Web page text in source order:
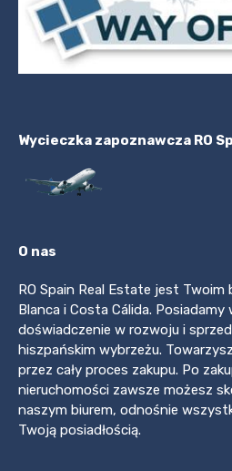
Wycieczka zapoznawcza RO
O nas
RO Spain Real Estate jest Twoim
Blanca i Costa Cálida. Posiadamy
doświadczenie w rozwoju i
hiszpańskim wybrzeżu.
przez cały proces zakupu. Po
nieruchomości zawsze możesz
naszym biurem, odnośnie
Twoją posiadłością.